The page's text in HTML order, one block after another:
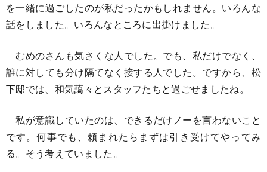
を一緒に過ごしたのが私だったかもしれません。いろんな
話をしました。いろんなところに出掛けました。
むめのさんも気さくな人でした。でも、私だけでなく、
誰に対しても分け隔てなく接する人でした。ですから、松
下邸では、和気藹々とスタッフたちと過ごせましたね。
私が意識していたのは、できるだけノーを言わないこと
です。何事でも、頼まれたらまずは引き受けてやってみ
る。そう考えていました。